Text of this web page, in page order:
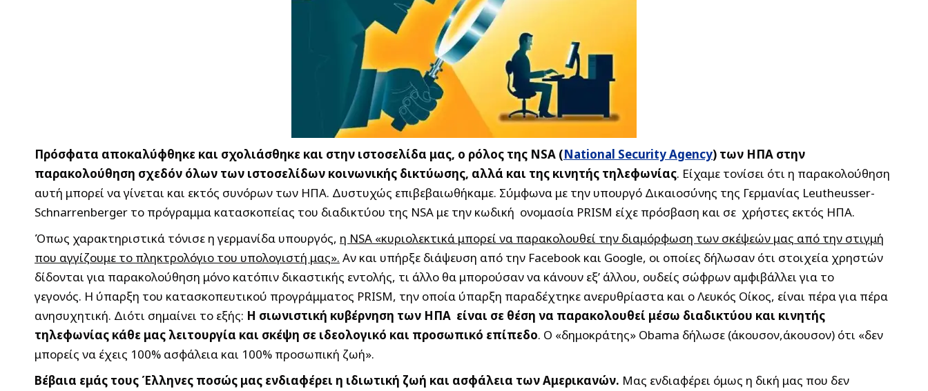
Πρόσφατα αποκαλύφθηκε και σχολιάσθηκε και στην ιστοσελίδα μας, ο ρόλος της NSA (National Security Agency) των ΗΠΑ στην
παρακολούθηση σχεδόν όλων των ιστοσελίδων κοινωνικής δικτύωσης, αλλά και της κινητής τηλεφωνίας. Είχαμε τονίσει ότι η παρακολούθηση
αυτή μπορεί να γίνεται και εκτός συνόρων των ΗΠΑ. Δυστυχώς επιβεβαιωθήκαμε. Σύμφωνα με την υπουργό Δικαιοσύνης της Γερμανίας Leutheusser-
Schnarrenberger το πρόγραμμα κατασκοπείας του διαδικτύου της NSA με την κωδική ονομασία PRISM είχε πρόσβαση και σε χρήστες εκτός ΗΠΑ.
Όπως χαρακτηριστικά τόνισε η γερμανίδα υπουργός, η NSA «κυριολεκτικά μπορεί να παρακολουθεί την διαμόρφωση των σκέψεών μας από την στιγμή
που αγγίζουμε το πληκτρολόγιο του υπολογιστή μας». Αν και υπήρξε διάψευση από την Facebook και Google, οι οποίες δήλωσαν ότι στοιχεία χρηστών
δίδονται για παρακολούθηση μόνο κατόπιν δικαστικής εντολής, τι άλλο θα μπορούσαν να κάνουν εξ’ άλλου, ουδείς σώφρων αμφιβάλλει για το
γεγονός. Η ύπαρξη του κατασκοπευτικού προγράμματος PRISM, την οποία ύπαρξη παραδέχτηκε ανερυθρίαστα και ο Λευκός Οίκος, είναι πέρα για πέρα
ανησυχητική. Διότι σημαίνει το εξής: Η σιωνιστική κυβέρνηση των ΗΠΑ είναι σε θέση να παρακολουθεί μέσω διαδικτύου και κινητής
τηλεφωνίας κάθε μας λειτουργία και σκέψη σε ιδεολογικό και προσωπικό επίπεδο. Ο «δημοκράτης» Obama δήλωσε (άκουσον,άκουσον) ότι «δεν
μπορείς να έχεις 100% ασφάλεια και 100% προσωπική ζωή».
Βέβαια εμάς τους Έλληνες ποσώς μας ενδιαφέρει η ιδιωτική ζωή και ασφάλεια των Αμερικανών. Μας ενδιαφέρει όμως η δική μας που δεν